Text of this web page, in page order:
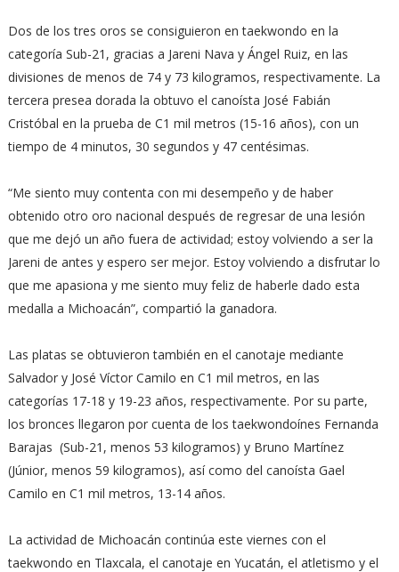
Dos de los tres oros se consiguieron en taekwondo en la
categoría Sub-21, gracias a Jareni Nava y Ángel Ruiz, en las
divisiones de menos de 74 y 73 kilogramos, respectivamente. La
tercera presea dorada la obtuvo el canoísta José Fabián
Cristóbal en la prueba de C1 mil metros (15-16 años), con un
tiempo de 4 minutos, 30 segundos y 47 centésimas.
“Me siento muy contenta con mi desempeño y de haber
obtenido otro oro nacional después de regresar de una lesión
que me dejó un año fuera de actividad; estoy volviendo a ser la
Jareni de antes y espero ser mejor. Estoy volviendo a disfrutar lo
que me apasiona y me siento muy feliz de haberle dado esta
medalla a Michoacán”, compartió la ganadora.
Las platas se obtuvieron también en el canotaje mediante
Salvador y José Víctor Camilo en C1 mil metros, en las
categorías 17-18 y 19-23 años, respectivamente. Por su parte,
los bronces llegaron por cuenta de los taekwondoínes Fernanda
Barajas (Sub-21, menos 53 kilogramos) y Bruno Martínez
(Júnior, menos 59 kilogramos), así como del canoísta Gael
Camilo en C1 mil metros, 13-14 años.
La actividad de Michoacán continúa este viernes con el
taekwondo en Tlaxcala, el canotaje en Yucatán, el atletismo y el